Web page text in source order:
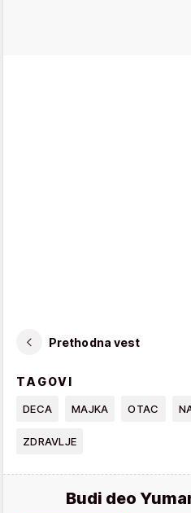
Prethodna vest
TAGOVI
DECA MAJKA OTAC
ZDRAVLJE
Budi deo